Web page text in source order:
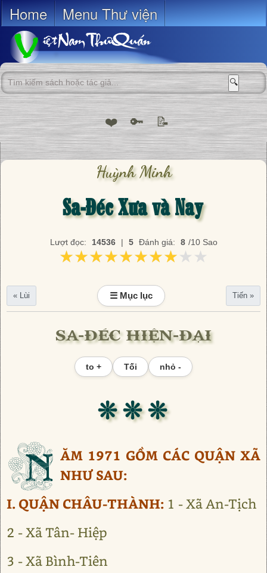
Home Menu Thư viện
🔍
❤️ 🔑 📝
Huỳnh Minh
Sa-Đéc Xưa và Nay
Lượt đọc: 14536 | 5 Đánh giá: 8 /10 Sao
★★★★★★★★★★
★★★★★★★★★★
« Lùi ☰ Mục lục Tiến »
SA-ĐÉC HIỆN-ĐẠI
to + Tối nhỏ -
❊ ❊ ❊
N ĂM 1971 GỒM CÁC QUẬN XÃ
NHƯ SAU:
I. QUẬN CHÂU-THÀNH: 1 - Xã An-Tịch
2 - Xã Tân- Hiệp
3 - Xã Bình-Tiên